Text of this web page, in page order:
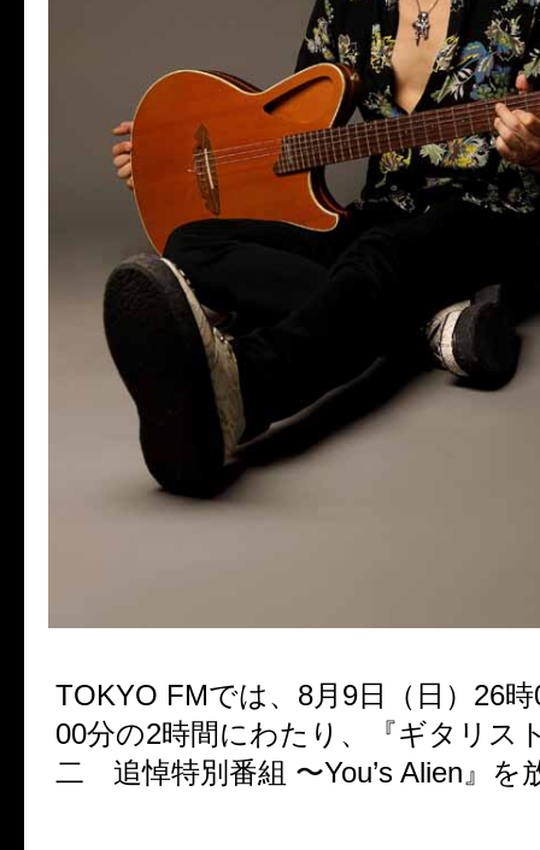
TOKYO FMでは、8月9日（日）26
00分の2時間にわたり、『ギタリ
二 追悼特別番組 〜You’s Alien』を